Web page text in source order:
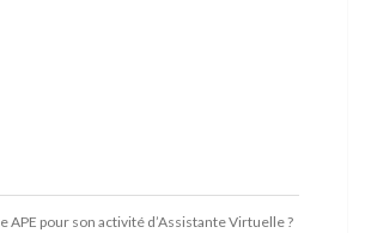
APE pour son activité d’Assistante Virtuelle ?